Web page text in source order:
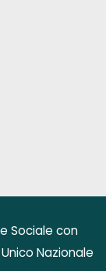
Sociale con
Nazionale